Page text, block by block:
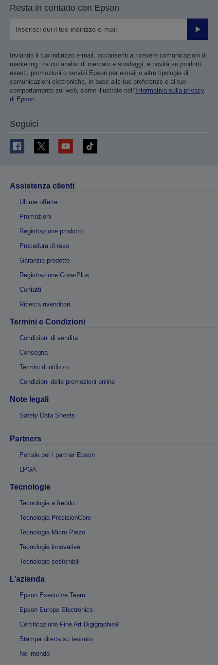
Resta in contatto con Epson
Invia
Inviando il tuo indirizzo e-mail, acconsenti a ricevere comunicazioni di
marketing, tra cui analisi di mercato e sondaggi, e novità su prodotti,
eventi, promozioni o servizi Epson per e-mail o altre tipologie di
comunicazioni elettroniche, in base alle tue preferenze e al tuo
comportamento sul web, come illustrato nell’ Informativa sulla privacy
di Epson.
Seguici
Assistenza clienti
Ultime offerte
Promozioni
Registrazione prodotto
Procedura di reso
Garanzia prodotto
Registrazione CoverPlus
Contatti
Ricerca rivenditori
Termini e Condizioni
Condizioni di vendita
Consegna
Termini di utilizzo
Condizioni delle promozioni online
Note legali
Safety Data Sheets
Partners
Portale per i partner Epson
LPGA
Tecnologie
Tecnologia a freddo
Tecnologia PrecisionCore
Tecnologia Micro Piezo
Tecnologie innovative
Tecnologie sostenibili
L’azienda
Epson Executive Team
Epson Europe Electronics
Certificazione Fine Art Digigraphie®
Stampa diretta su tessuto
Nel mondo